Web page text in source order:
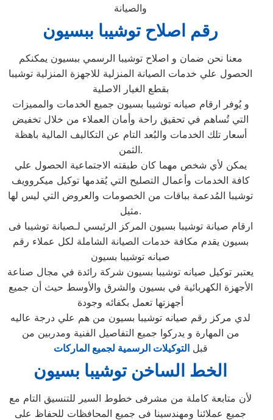
والصيانة
رقم اصلاح توشيبا ببسيون
معنا نحن ضمان و اصلاح توشيبا الرسمي ببسيون يمكنكم
الحصول علي خدمات الصيانة المنزلية للاجهزة المنزلية توشيبا
بقطع الغيار الاصلية
و يُوفر ارقام صيانه توشيبا بسيون جميع الخدمات والمميزات
التي تُساهم في تحقيق راحة وأمان العملاء من خلال تخفيض
أسعار تلك الخدمات والبُعد التام عن التكاليف المالية باهظة
الثمن.
يمكن لأي شخص مهما كان طبقته الاجتماعية الحصول علي
كافة الخدمات وأعمال التصليح التي يُقدمها توكيل ميكروويف
توشيبا المُدعمة بباقات من الخصومات والعروض التي ليس لها
مثيل.
ارقام صيانة توشيبا بسيون المركز الرئيسي لـصيانة توشيبا فى
بسيون يقدم مكافة خدمات الصيانة الشاملة لكل عملاء رقم
صيانه توشيبا بسيون
يعتبر توكيل صيانه توشيبا بسيون شركة رائدة في مجال صناعة
الأجهزة الكهربائية في بسيون والشرق والأوسط حيث أن جميع
أجهزتها تعمل بكفائه وجودة
لدي مركز رقم صيانه توشيبا بسيون من هم علي درجة عاليه
من المهارة و يدركوا جميع التفاصيل الفنية ومدربين من
قبلالتوكيلات الرسمية لجميع الماركات
الخط الساخن توشيبا بسيون
لأن متابعة كاملة من مشرفى خطوط السير للتنسيق التام مع
جميع عملائنا ومهندسينا فى جميع المحافظات للحفاظ على